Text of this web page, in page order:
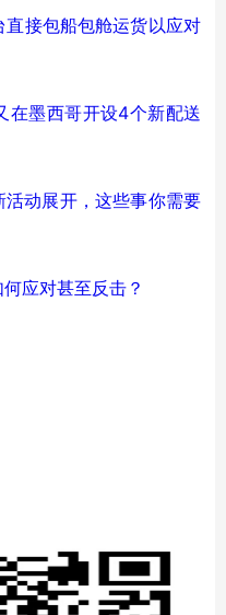
接包船包舱运货以应对
在墨西哥开设4个新配送
动展开，这些事你需要
应对甚至反击？